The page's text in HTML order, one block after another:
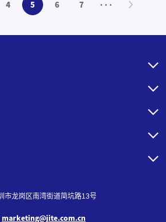
4 5 6 7 ···
市龙岗区南湾街道简坑路13号
marketing@jite.com.cn